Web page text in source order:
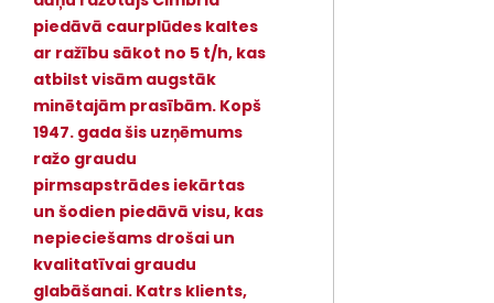
piedāvā caurplūdes kaltes
ar ražību sākot no 5 t/h, kas
atbilst visām augstāk
minētajām prasībām. Kopš
1947. gada šis uzņēmums
ražo graudu
pirmsapstrādes iekārtas
un šodien piedāvā visu, kas
nepieciešams drošai un
kvalitatīvai graudu
glabāšanai. Katrs klients,